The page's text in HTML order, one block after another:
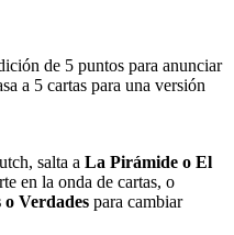
de 5 puntos para anunciar
a 5 cartas para una versión
salta a La Pirámide o El
en la onda de cartas, o
o Verdades para cambiar